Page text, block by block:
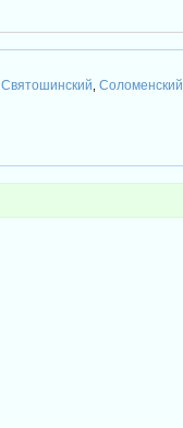
,Святошинский ,Соломенский